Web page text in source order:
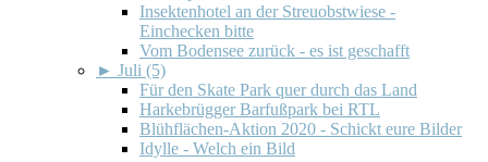
Insektenhotel an der Streuobstwiese -
Einchecken bitte
Vom Bodensee zurück - es ist geschafft
► Juli (5)
Für den Skate Park quer durch das Land
Harkebrügger Barfußpark bei RTL
Blühflächen-Aktion 2020 - Schickt eure Bilder
Idylle - Welch ein Bild